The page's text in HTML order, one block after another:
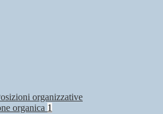
organizzative
organica 1